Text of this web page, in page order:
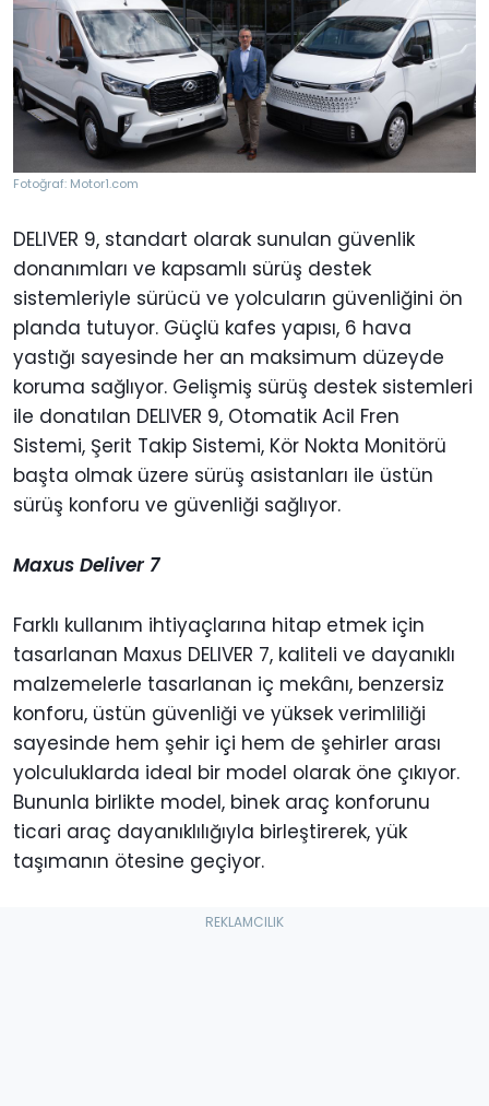
Fotoğraf: Motor1.com
DELIVER 9, standart olarak sunulan güvenlik
donanımları ve kapsamlı sürüş destek
sistemleriyle sürücü ve yolcuların güvenliğini ön
planda tutuyor. Güçlü kafes yapısı, 6 hava
yastığı sayesinde her an maksimum düzeyde
koruma sağlıyor. Gelişmiş sürüş destek sistemleri
ile donatılan DELIVER 9, Otomatik Acil Fren
Sistemi, Şerit Takip Sistemi, Kör Nokta Monitörü
başta olmak üzere sürüş asistanları ile üstün
sürüş konforu ve güvenliği sağlıyor.
Maxus Deliver 7
Farklı kullanım ihtiyaçlarına hitap etmek için
tasarlanan Maxus DELIVER 7, kaliteli ve dayanıklı
malzemelerle tasarlanan iç mekânı, benzersiz
konforu, üstün güvenliği ve yüksek verimliliği
sayesinde hem şehir içi hem de şehirler arası
yolculuklarda ideal bir model olarak öne çıkıyor.
Bununla birlikte model, binek araç konforunu
ticari araç dayanıklılığıyla birleştirerek, yük
taşımanın ötesine geçiyor.